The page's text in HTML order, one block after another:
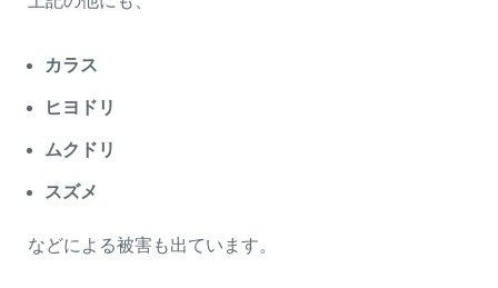
カラス
ヒヨドリ
ムクドリ
スズメ
などによる被害も出ています。